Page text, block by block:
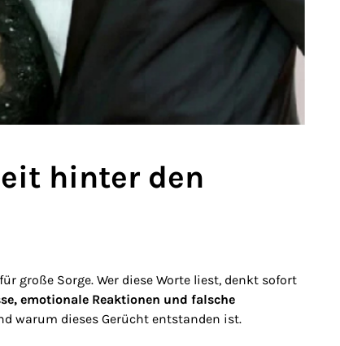
hinter den
große Sorge. Wer diese Worte liest, denkt sofort
emotionale Reaktionen und falsche
warum dieses Gerücht entstanden ist.